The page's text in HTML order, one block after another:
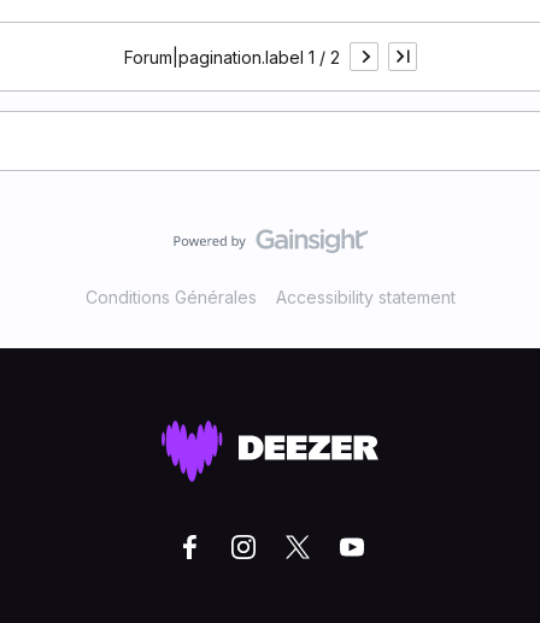
Forum|pagination.label 1 / 2
Conditions Générales Accessibility statement